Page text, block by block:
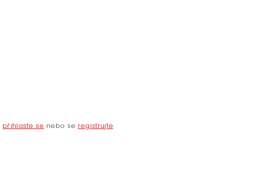
přihlaste se nebo se registrujte.